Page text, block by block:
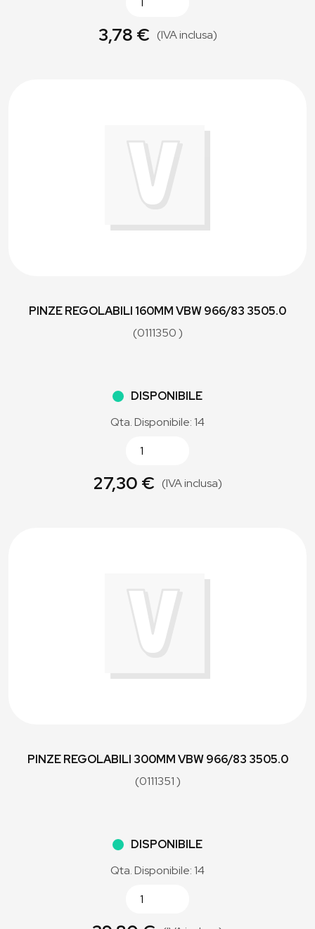
3,78 € (IVA inclusa)
PINZE REGOLABILI 160MM VBW 966/83 3505.0
(0111350 )
DISPONIBILE
Qta. Disponibile: 14
27,30 € (IVA inclusa)
PINZE REGOLABILI 300MM VBW 966/83 3505.0
(0111351 )
DISPONIBILE
Qta. Disponibile: 14